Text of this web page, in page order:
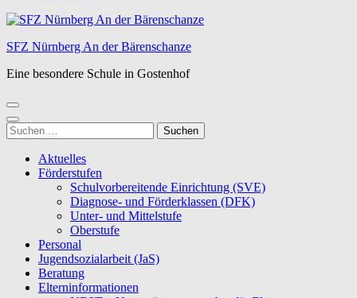
SFZ Nürnberg An der Bärenschanze
Eine besondere Schule in Gostenhof
Suchen
nach:
Aktuelles
Förderstufen
Schulvorbereitende Einrichtung (SVE)
Diagnose- und Förderklassen (DFK)
Unter- und Mittelstufe
Oberstufe
Personal
Jugendsozialarbeit (JaS)
Beratung
Elterninformationen